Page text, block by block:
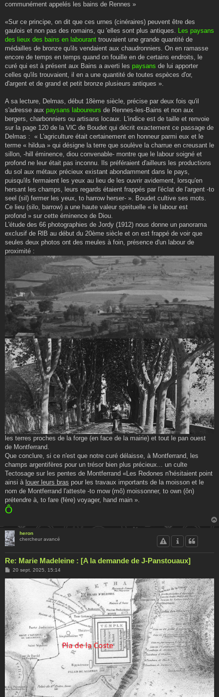
a
communément appelés les bains de Rennes »
«Sur ce principe, on dit que ces urnes (cinéraires) peuvent être des
gaulois et non pas des romains, qu 'elles sont plus antiques. Les paysans
des lieux des bains en labourant trouvaient une grande quantité de
médailles de bronze qu'ils vendaient aux chaudronniers. On en ramasse
encore de temps en temps quand on fouille en de certains endroits, le
curé qui est à présent aux Bains a averti les paysans de lui apporter
celles qu'ils trouvaient, il en a une quantité de toutes espèces d'or,
d'argent et de grand et petit bronze plusieurs antiques ».
A sa lecture, Delmas, début 18ème siècle, précise par deux fois qu'il
s'adresse aux paysans laboureurs de Rennes-les-Bains et non aux
bergers, charbonniers ou artisans locaux. L'indice est de taille et renvoie
sur la page 120 de la VlC de Boudet qui décrit exactement ce passage de
Delmas : « L'agriculture était certainement en honneur parmi eux et le
terme « hildua » qui désigne la terre que soulève la charrue en creusant le
sillon, -hill éminence, diou convenable- montre que le labour soigné et
profond ne leur était pas inconnu. Ils préféraient d'ailleurs les productions
du sol aux métaux précieux existant abondamment dans le pays,
puisqu'ils fermaient les yeux au lieu de les ouvrir avidement, lorsqu'en
hersant les champs, leurs regards étaient frappés par l'éclat de l'argent -to
seel (sil) fermer les yeux, to harrow herser- ». Boudet cultive ses mots.
Ce lieu (silo, barrow) a une haute valeur spirituelle « le labour est
profond » sur cette éminence de Diou.
L'étude des 66 photographies de Jordy (1912) nous donne un panorama
exclusif de RlB au début du 20ème siècle et on est frappé de voir que
seules deux photos ont des meules à foin, présence d'un labour de
proximité :
les terres proches de la forge (en face de la mairie) et tout le pan ouest
de Montferrand.
Que conclure, si ce n'est que notre curé délaisse, à Montferrand, les
champs argentifères pour un trésor bien plus précieux... un culte
Tectosage sur les pentes de Montferrand «Les Redones n'hésitaient point
ainsi à louer leurs bras pour les travaux importants de la moisson et le
nom de Montferrand l'atteste -to mow (mô) moissonner, to own (ôn)
prétendre à, to fare (fère) voyager, hand main ».
Ô
heron
chercheur avancé
Re: Marie Madeleine : [A la demande de J-Panstouaux]
M
s
s
a
g
e
20 sept. 2025, 15:14